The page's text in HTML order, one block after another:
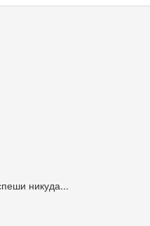
никуда...